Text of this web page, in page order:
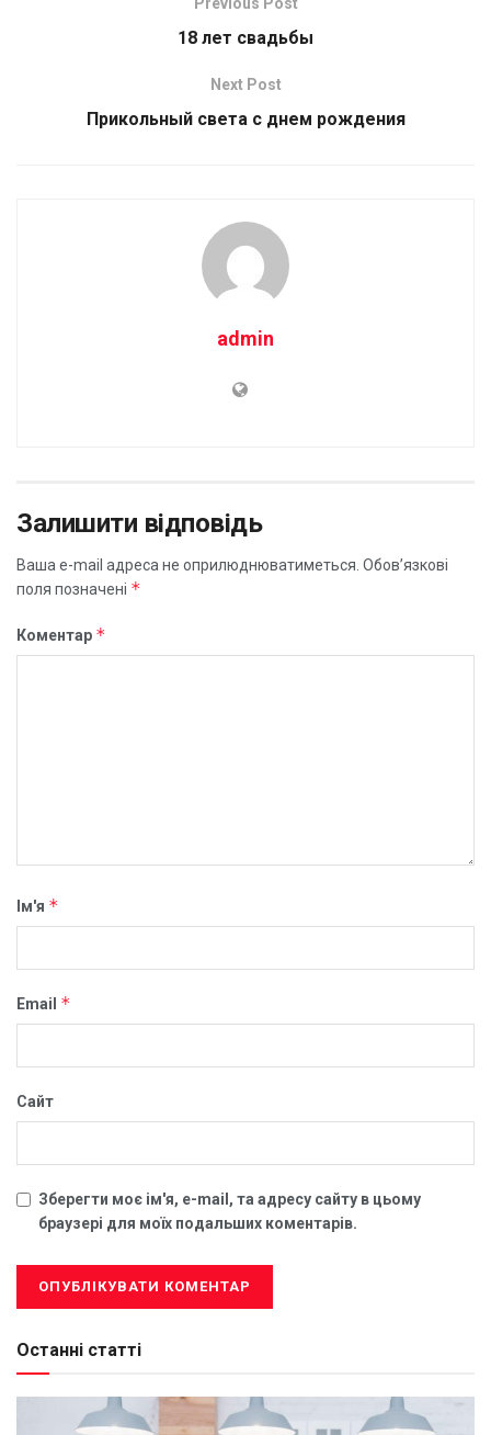
18 лет свадьбы
Next Post
Прикольный света с днем рождения
admin
Залишити відповідь
Ваша e-mail адреса не оприлюднюватиметься. Обов’язкові
поля позначені *
Коментар *
Ім'я *
Email *
Сайт
Зберегти моє ім'я, e-mail, та адресу сайту в цьому
браузері для моїх подальших коментарів.
Останні статті